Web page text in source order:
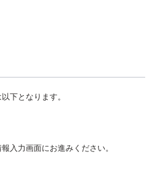
下となります。
入力画面にお進みください。